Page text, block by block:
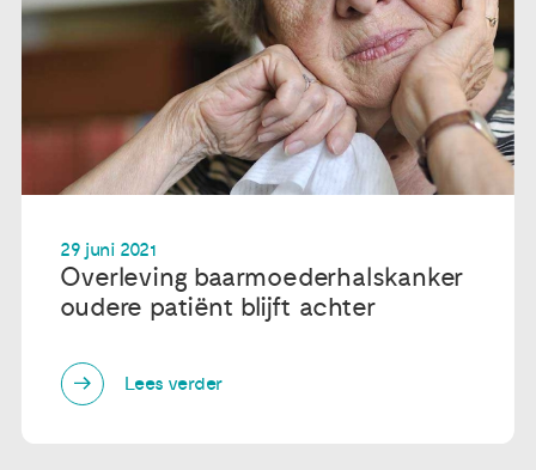
29 juni 2021
Overleving baarmoederhalskanker
oudere patiënt blijft achter
Lees verder